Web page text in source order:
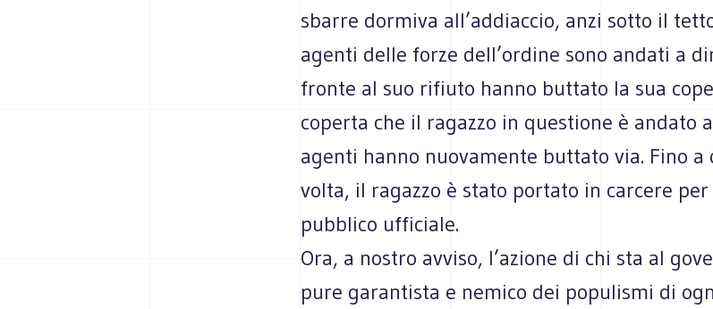
sbarre dormiva all’addiaccio, anzi sotto il
agenti delle forze dell’ordine sono andati a
fronte al suo rifiuto hanno buttato la sua
coperta che il ragazzo in questione è andato
agenti hanno nuovamente buttato via. Fino a
volta, il ragazzo è stato portato in carcere per
pubblico ufficiale.
Ora, a nostro avviso, l’azione di chi sta al
pure garantista e nemico dei populismi di